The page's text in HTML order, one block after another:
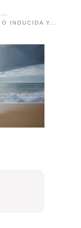
...
INDUCIDA Y...